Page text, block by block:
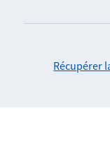
Récupérer